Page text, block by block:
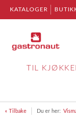
KATALOGER
TIL
« Tilbake Du er her: